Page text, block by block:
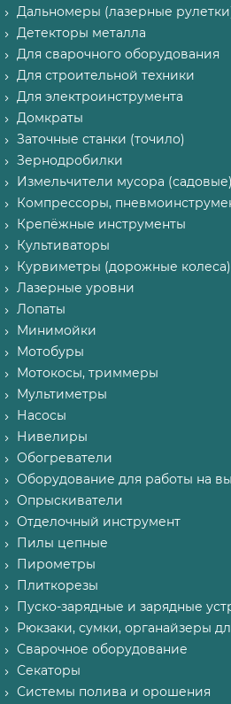
Дальномеры (лазерные
Детекторы металла
Для сварочного оборудования
Для строительной техники
Для электроинструмента
Домкраты
Заточные станки (точило)
Зернодробилки
Измельчители мусора (садовые)
Компрессоры,
Крепёжные инструменты
Культиваторы
Курвиметры (дорожные колеса)
Лазерные уровни
Лопаты
Минимойки
Мотобуры
Мотокосы, триммеры
Мультиметры
Насосы
Нивелиры
Обогреватели
Оборудование для работы на
Опрыскиватели
Отделочный инструмент
Пилы цепные
Пирометры
Плиткорезы
Пуско-зарядные и зарядные
Рюкзаки, сумки, органайзеры
Сварочное оборудование
Секаторы
Системы полива и орошения